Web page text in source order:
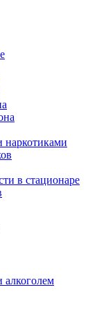
в стационаре